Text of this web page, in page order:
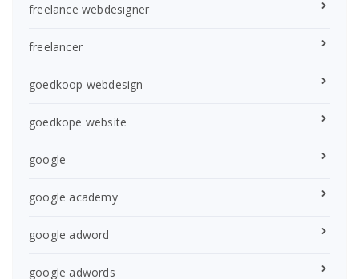
freelance webdesigner
freelancer
goedkoop webdesign
goedkope website
google
google academy
google adword
google adwords